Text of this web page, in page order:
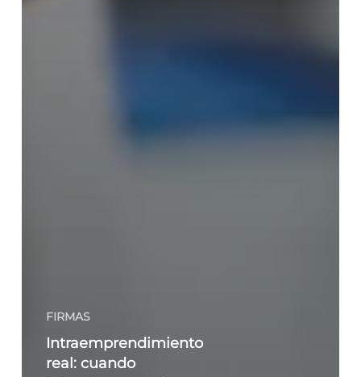
FIRMAS
Intraemprendimiento
real: cuando